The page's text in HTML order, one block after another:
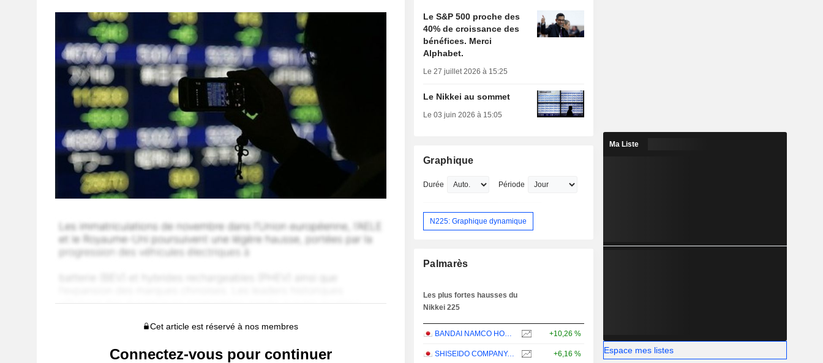
Cet article est réservé à nos membres
Connectez-vous pour continuer
Le S&P 500 proche des
40% de croissance des
bénéfices. Merci
Alphabet.
Le 27 juillet 2026 à 15:25
Le Nikkei au sommet
Le 03 juin 2026 à 15:05
Graphique
Durée Période
N225: Graphique dynamique
Palmarès
Les plus fortes hausses du
Nikkei 225
BANDAI NAMCO HOLDINGS INC. +10,26 %
SHISEIDO COMPANY, LIMITED +6,16 %
Ma Liste
Espace mes listes